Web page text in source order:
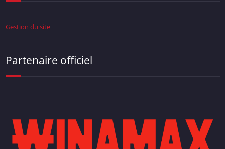
Gestion du site
Partenaire officiel